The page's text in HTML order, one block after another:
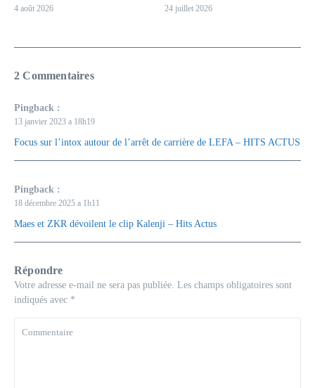
4 août 2026 24 juillet 2026
2 Commentaires
Pingback :
13 janvier 2023 a 18h19
Focus sur l’intox autour de l’arrêt de carrière de LEFA – HITS ACTUS
Pingback :
18 décembre 2025 a 1h11
Maes et ZKR dévoilent le clip Kalenji – Hits Actus
Répondre
Votre adresse e-mail ne sera pas publiée. Les champs obligatoires sont
indiqués avec *